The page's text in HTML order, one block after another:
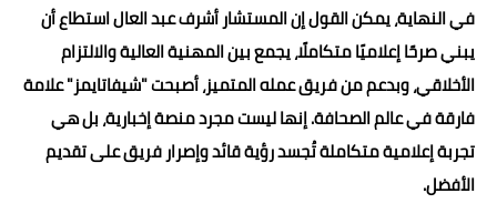
في النهاية، يمكن القول إن المستشار أشرف عبد العال استطاع أن
يبني صرحًا إعلاميًا متكاملًا، يجمع بين المهنية العالية والالتزام
الأخلاقي، وبدعم من فريق عمله المتميز، أصبحت "شيفاتايمز" علامة
فارقة في عالم الصحافة. إنها ليست مجرد منصة إخبارية، بل هي
تجربة إعلامية متكاملة تُجسد رؤية قائد وإصرار فريق على تقديم
الأفضل.